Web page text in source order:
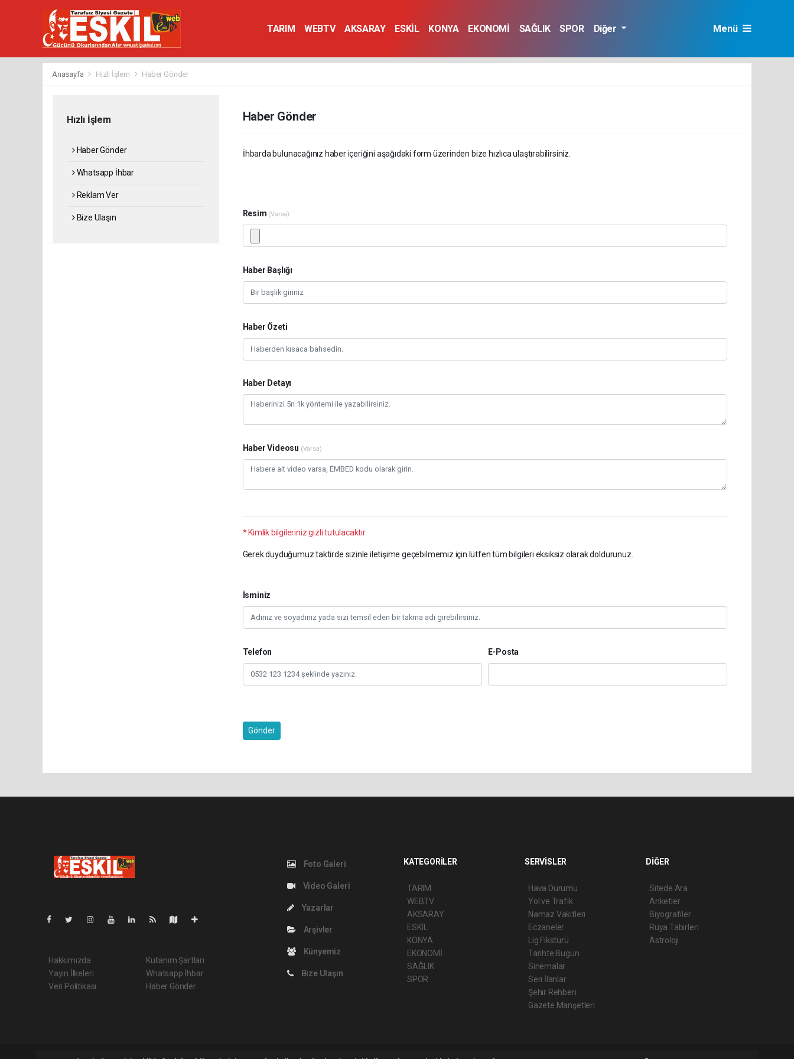
TARIM WEBTV AKSARAY ESKİL KONYA EKONOMİ SAĞLIK SPOR Diğer Menü
Anasayfa Hızlı İşlem Haber Gönder
Hızlı İşlem
Haber Gönder
Whatsapp İhbar
Reklam Ver
Bize Ulaşın
Haber Gönder
İhbarda bulunacağınız haber içeriğini aşağıdaki form üzerinden bize hızlıca ulaştırabilirsiniz.
Resim (Varsa)
Haber Başlığı
Haber Özeti
Haber Detayı
Haber Videosu (Varsa)
* Kimlik bilgileriniz gizli tutulacaktır.
Gerek duyduğumuz taktirde sizinle iletişime geçebilmemiz için lütfen tüm bilgileri eksiksiz olarak doldurunuz.
İsminiz
Telefon E-Posta
Gönder
Hakkımızda
Yayın İlkeleri
Veri Politikası
Kullanım Şartları
Whatsapp İhbar
Haber Gönder
Foto Galeri
Video Galeri
Yazarlar
Arşivler
Künyemiz
Bize Ulaşın
KATEGORİLER
TARIM
WEBTV
AKSARAY
ESKİL
KONYA
EKONOMİ
SAĞLIK
SPOR
SERVİSLER
Hava Durumu
Yol ve Trafik
Namaz Vakitleri
Eczaneler
Lig Fikstürü
Tarihte Bugün
Sinemalar
Seri İlanlar
Şehir Rehberi
Gazete Manşetleri
DİĞER
Sitede Ara
Anketler
Biyografiler
Rüya Tabirleri
Astroloji